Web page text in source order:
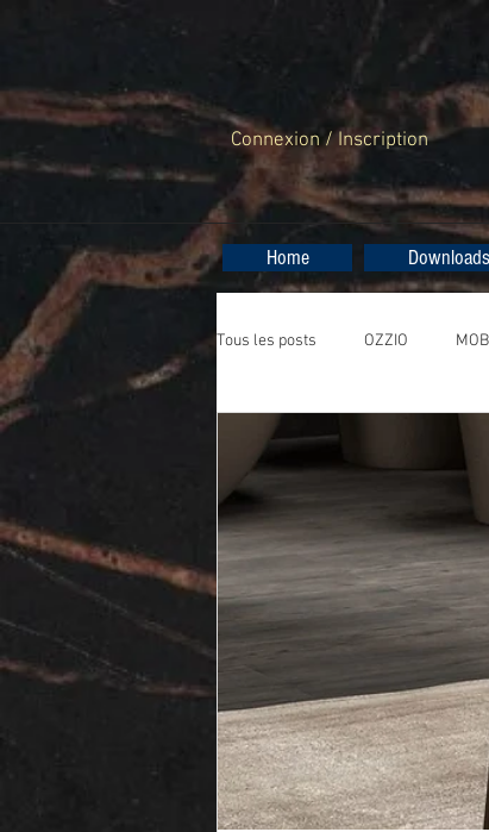
Connexion / Inscription
Home Downloads
Tous les posts OZZIO
RESOL